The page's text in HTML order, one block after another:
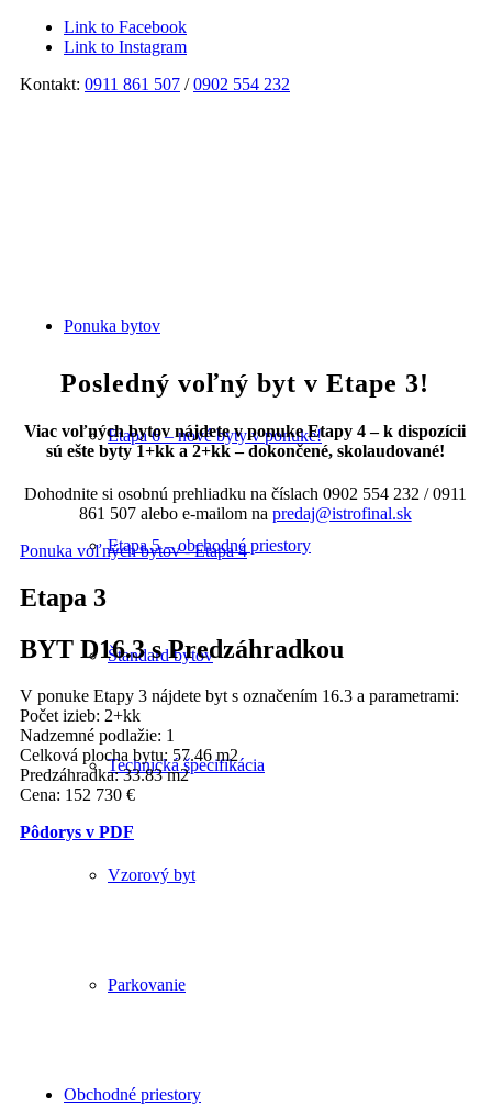
Link to Facebook
Link to Instagram
Kontakt: 0911 861 507 /0902 554 232
Ponuka bytov
Etapa 6 – nové byty v ponuke!
Etapa 5 – obchodné priestory
Štandard bytov
Technická špecifikácia
Vzorový byt
Parkovanie
Obchodné priestory
Posledný voľný byt v Etape 3!
Viac voľných bytov nájdete v ponuke Etapy 4 – k dispozícii
sú ešte byty 1+kk a 2+kk – dokončené, skolaudované!
Dohodnite si osobnú prehliadku na číslach 0902 554 232 / 0911
861 507 alebo e-mailom na predaj@istrofinal.sk
Ponuka voľných bytov - Etapa 4
Etapa 3
BYT D16.3 s Predzáhradkou
V ponuke Etapy 3 nájdete byt s označením 16.3 a parametrami:
Počet izieb: 2+kk
Nadzemné podlažie: 1
Celková plocha bytu: 57.46 m2
Predzáhradka: 33.83 m2
Cena: 152 730 €
Pôdorys v PDF